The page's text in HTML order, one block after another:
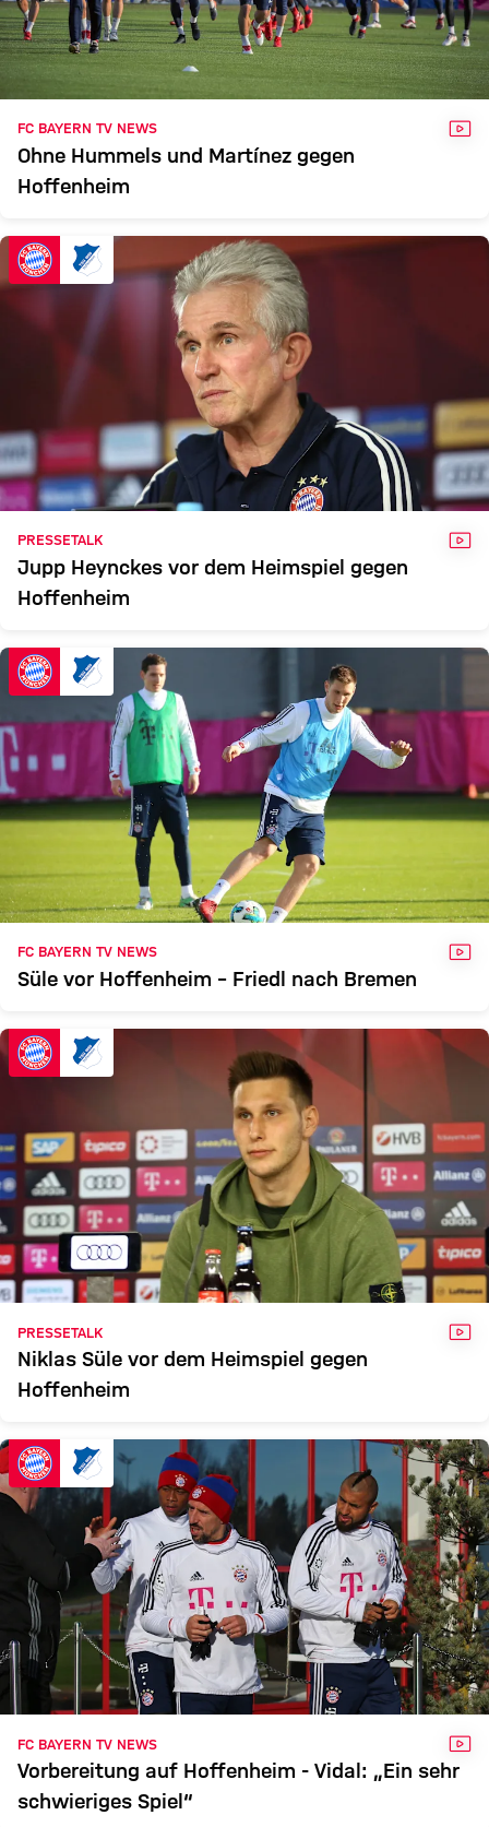
FC BAYERN TV NEWS
Ohne Hummels und Martínez gegen
Hoffenheim
PRESSETALK
Jupp Heynckes vor dem Heimspiel gegen
Hoffenheim
FC BAYERN TV NEWS
Süle vor Hoffenheim – Friedl nach Bremen
PRESSETALK
Niklas Süle vor dem Heimspiel gegen
Hoffenheim
FC BAYERN TV NEWS
Vorbereitung auf Hoffenheim - Vidal: „Ein sehr
schwieriges Spiel“